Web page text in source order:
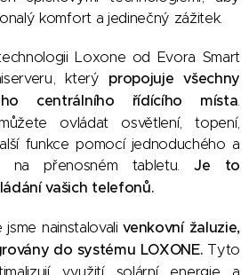
komfort a jedinečný zážitek.
Loxone od Evora Smart
který propojuje všechny
centrálního řídícího místa
ovládat osvětlení, topení,
funkce pomocí jednoduchého a
na přenosném tabletu.Je to
vašich telefonů.
jsme nainstalovalivenkovní žaluzie,
do systému LOXONE. Tyto
využití solární energie a